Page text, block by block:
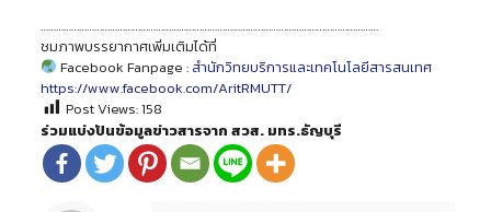
……………………………………………………………………………………………………………………
ชมภาพบรรยากาศเพิ่มเติมได้ที่
Facebook Fanpage :สำนักวิทยบริการและเทคโนโลยีสารสนเทศ
https://www.facebook.com/AritRMUTT/
Post Views:158
ร่วมแบ่งปันข้อมูลข่าวสารจาก สวส. มทร.ธัญบุรี